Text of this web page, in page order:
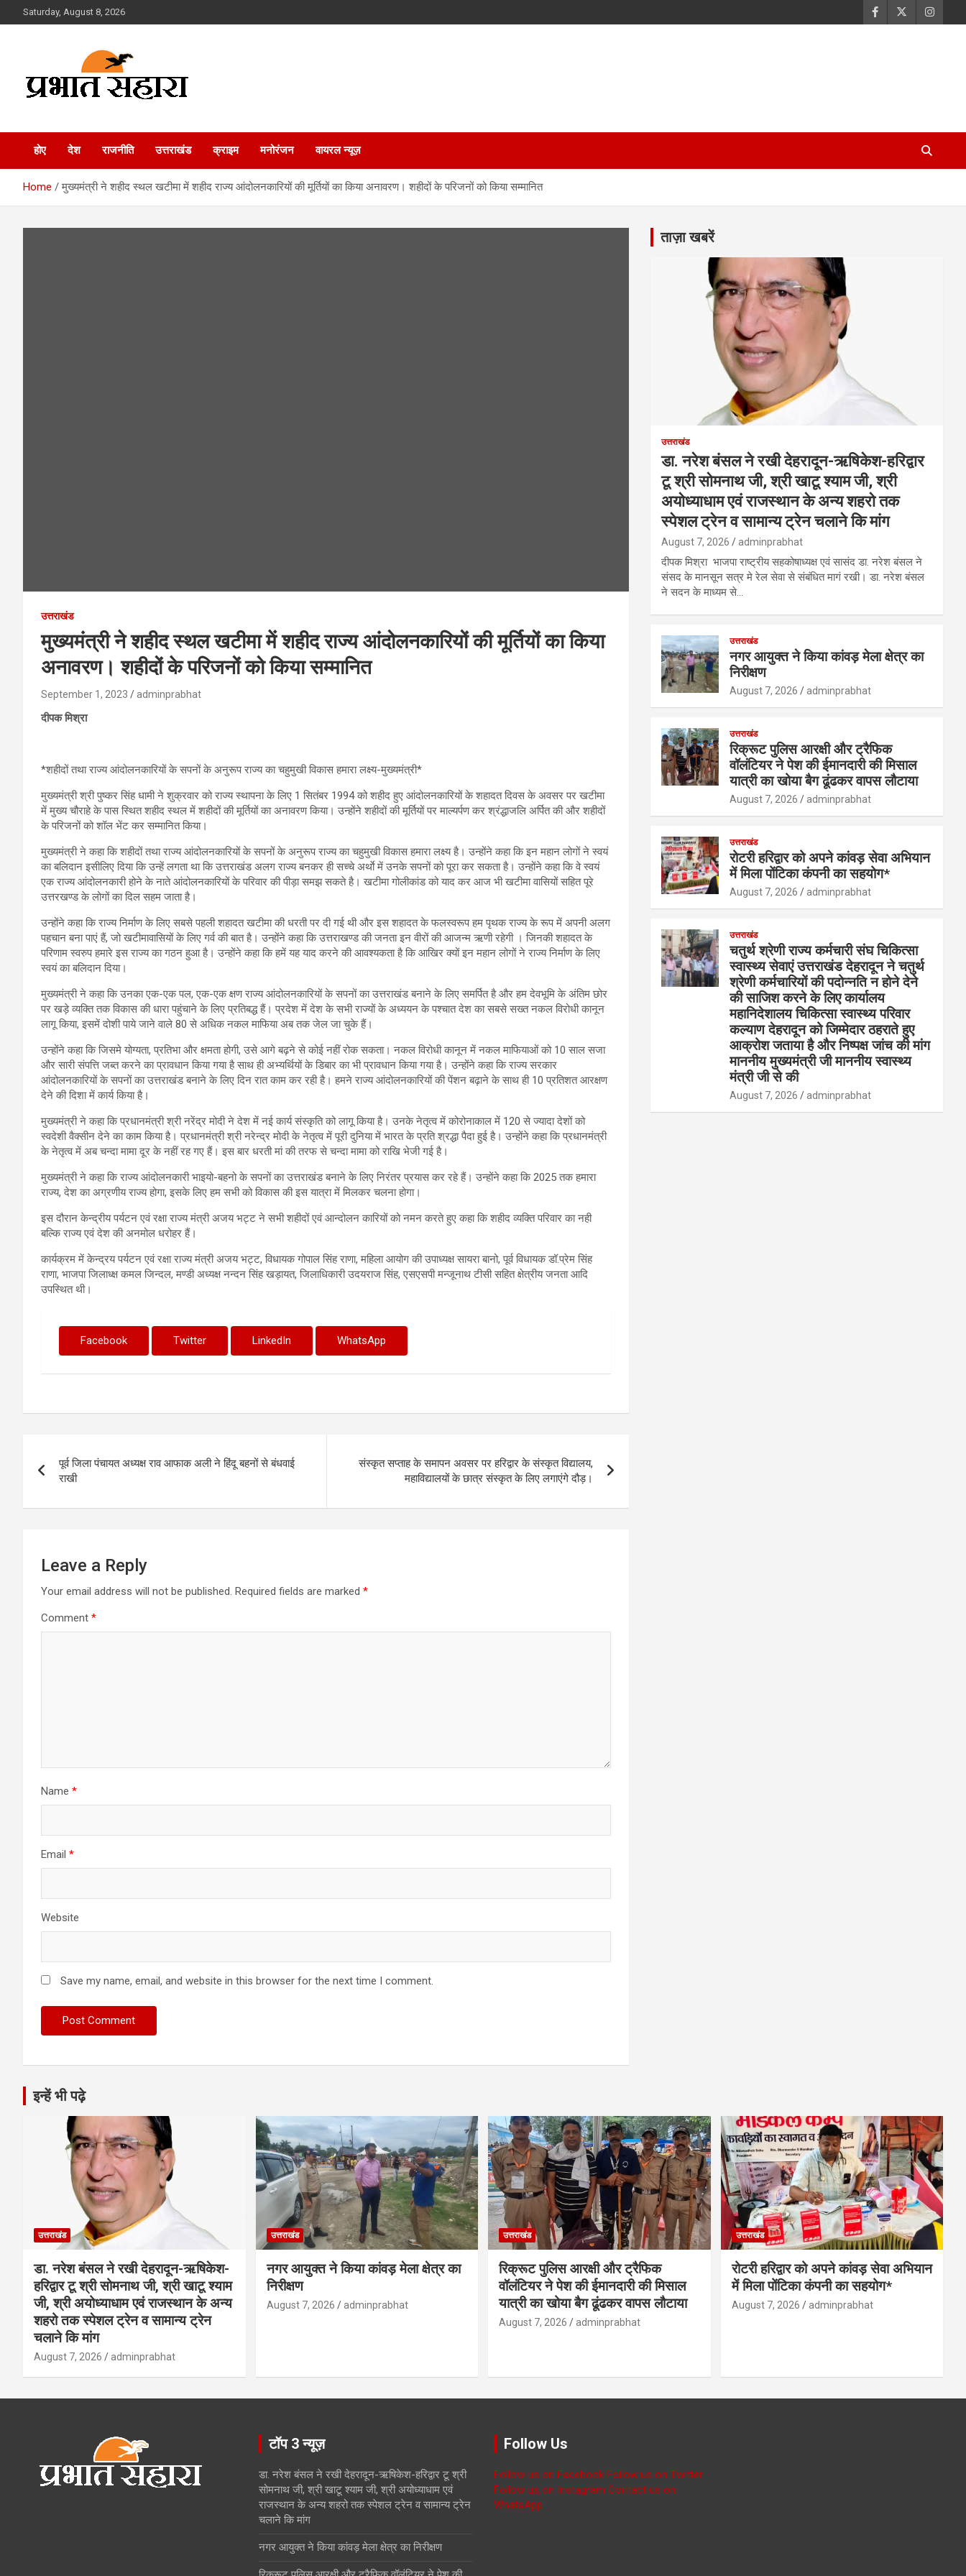
to
Saturday, August 8, 2026
Prabhat Sahara
होए देश राजनीति उत्तराखंड क्राइम मनोरंजन वायरल न्यूज़
Home मुख्यमंत्री ने शहीद स्थल खटीमा में शहीद राज्य आंदोलनकारियों की मूर्तियों का किया अनावरण। शहीदों के परिजनों को किया सम्मानित
उत्तराखंड
मुख्यमंत्री ने शहीद स्थल खटीमा में शहीद राज्य आंदोलनकारियों की मूर्तियों का किया
अनावरण। शहीदों के परिजनों को किया सम्मानित
September 1, 2023 adminprabhat
दीपक मिश्रा
*शहीदों तथा राज्य आंदोलनकारियों के सपनों के अनुरूप राज्य का चहुमुखी विकास हमारा लक्ष्य-मुख्यमंत्री*
मुख्यमंत्री श्री पुष्कर सिंह धामी ने शुक्रवार को राज्य स्थापना के लिए 1 सितंबर 1994 को शहीद हुए आंदोलनकारियों के शहादत दिवस के अवसर पर खटीमा
में मुख्य चौराहे के पास स्थित शहीद स्थल में शहीदों की मूर्तियों का अनावरण किया। उन्होंने शहीदों की मूर्तियों पर माल्यर्पण कर श्रंद्धाजलि अर्पित की और शहीदों
के परिजनों को शॉल भेंट कर सम्मानित किया।
मुख्यमंत्री ने कहा कि शहीदों तथा राज्य आंदोलनकारियों के सपनों के अनुरूप राज्य का चहुमुखी विकास हमारा लक्ष्य है। उन्होंने कहा कि इन महान लोगों ने स्वयं
का बलिदान इसीलिए दिया कि उन्हें लगता था कि उत्तराखंड अलग राज्य बनकर ही सच्चे अर्थाे में उनके सपनों को पूरा कर सकता है। उन्होंने कहा कि वे स्वयं
एक राज्य आंदोलनकारी होने के नाते आंदोलनकारियों के परिवार की पीड़ा समझ सकते है। खटीमा गोलीकांड को याद कर आज भी खटीमा वासियों सहित पूरे
उत्तरखण्ड के लोगों का दिल सहम जाता है।
उन्होंने कहा कि राज्य निर्माण के लिए सबसे पहली शहादत खटीमा की धरती पर दी गई थी और इस शहादत के फलस्वरूप हम पृथक राज्य के रूप में अपनी अलग
पहचान बना पाएं हैं, जो खटीमावासियों के लिए गर्व की बात है। उन्होंने कहा कि उत्तराखण्ड की जनता इन वीरों की आजन्म ऋणी रहेगी । जिनकी शहादत के
परिणाम स्वरुप हमारे इस राज्य का गठन हुआ है। उन्होंने कहा कि हमें यह याद करने की आवश्यकता है कि आखिर क्यों इन महान लोगों ने राज्य निर्माण के लिए
स्वयं का बलिदान दिया।
मुख्यमंत्री ने कहा कि उनका एक-एक पल, एक-एक क्षण राज्य आंदोलनकारियों के सपनों का उत्तराखंड बनाने के लिए समर्पित है और हम देवभूमि के अंतिम छोर
पर खड़े व्यक्ति तक विकास की धारा पहुंचाने के लिए प्रतिबद्ध हैं। प्रदेश में देश के सभी राज्यों के अध्ययन के पश्चात देश का सबसे सख्त नकल विरोधी कानून
लागू किया, इसमें दोशी पाये जाने वाले 80 से अधिक नकल माफिया अब तक जेल जा चुके हैं।
उन्होंने कहा कि जिसमे योग्यता, प्रतिभा और क्षमता होगी, उसे आगे बढ़ने से कोई नहीं रोक सकता। नकल विरोधी कानून में नकल माफियाओं को 10 साल सजा
और सारी संपत्ति जब्त करने का प्रावधान किया गया है साथ ही अभ्यर्थियों के डिबार का भी प्रावधान किया गया है। उन्होंने कहा कि राज्य सरकार
आंदोलनकारियों के सपनों का उत्तराखंड बनाने के लिए दिन रात काम कर रही है। हमने राज्य आंदोलनकारियों की पेंशन बढ़ाने के साथ ही 10 प्रतिशत आरक्षण
देने की दिशा में कार्य किया है।
मुख्यमंत्री ने कहा कि प्रधानमंत्री श्री नरेंद्र मोदी ने देश में नई कार्य संस्कृति को लागू किया है। उनके नेतृत्व में कोरोनाकाल में 120 से ज्यादा देशों को
स्वदेशी वैक्सीन देने का काम किया है। प्रधानमंत्री श्री नरेन्द्र मोदी के नेतृत्व में पूरी दुनिया में भारत के प्रति श्रद्धा पैदा हुई है। उन्होंने कहा कि प्रधानमंत्री
के नेतृत्व में अब चन्दा मामा दूर के नहीं रह गए हैं। इस बार धरती मां की तरफ से चन्दा मामा को राखि भेजी गई है।
मुख्यमंत्री ने कहा कि राज्य आंदोलनकारी भाइयो-बहनो के सपनों का उत्तराखंड बनाने के लिए निरंतर प्रयास कर रहे हैं। उन्होंने कहा कि 2025 तक हमारा
राज्य, देश का अग्रणीय राज्य होगा, इसके लिए हम सभी को विकास की इस यात्रा में मिलकर चलना होगा।
इस दौरान केन्द्रीय पर्यटन एवं रक्षा राज्य मंत्री अजय भट्ट ने सभी शहीदों एवं आन्दोलन कारियों को नमन करते हुए कहा कि शहीद व्यक्ति परिवार का नही
बल्कि राज्य एवं देश की अनमोल धरोहर हैं।
कार्यक्रम में केन्द्रय पर्यटन एवं रक्षा राज्य मंत्री अजय भट्ट, विधायक गोपाल सिंह राणा, महिला आयोग की उपाध्यक्ष सायरा बानो, पूर्व विधायक डॉ.प्रेम सिंह
राणा, भाजपा जिलाध्क्ष कमल जिन्दल, मण्डी अध्यक्ष नन्दन सिंह खड़ायत, जिलाधिकारी उदयराज सिंह, एसएसपी मन्जूनाथ टीसी सहित क्षेत्रीय जनता आदि
उपस्थित थी।
Facebook Twitter LinkedIn WhatsApp
navigation
पूर्व जिला पंचायत अध्यक्ष राव आफाक अली ने हिंदू बहनों से बंधवाई
राखी
संस्कृत सप्ताह के समापन अवसर पर हरिद्वार के संस्कृत विद्यालय,
महाविद्यालयों के छात्र संस्कृत के लिए लगाएंगे दौड़।
Leave a Reply
Your email address will not be published. Required fields are marked *
Comment *
Name *
Email *
Website
Save my name, email, and website in this browser for the next time I comment.
ताज़ा खबरें
उत्तराखंड
डा. नरेश बंसल ने रखी देहरादून-ऋषिकेश-हरिद्वार
टू श्री सोमनाथ जी, श्री खाटू श्याम जी, श्री
अयोध्याधाम एवं राजस्थान के अन्य शहरो तक
स्पेशल ट्रेन व सामान्य ट्रेन चलाने कि मांग
August 7, 2026 adminprabhat
दीपक मिश्रा भाजपा राष्ट्रीय सहकोषाध्यक्ष एवं सासंद डा. नरेश बंसल ने
संसद के मानसून सत्र मे रेल सेवा से संबंधित मागं रखी। डा. नरेश बंसल
ने सदन के माध्यम से…
उत्तराखंड
नगर आयुक्त ने किया कांवड़ मेला क्षेत्र का
निरीक्षण
August 7, 2026 adminprabhat
उत्तराखंड
रिक्रूट पुलिस आरक्षी और ट्रैफिक
वॉलंटियर ने पेश की ईमानदारी की मिसाल
यात्री का खोया बैग ढूंढकर वापस लौटाया
August 7, 2026 adminprabhat
उत्तराखंड
रोटरी हरिद्वार को अपने कांवड़ सेवा अभियान
में मिला पोंटिका कंपनी का सहयोग*
August 7, 2026 adminprabhat
उत्तराखंड
चतुर्थ श्रेणी राज्य कर्मचारी संघ चिकित्सा
स्वास्थ्य सेवाएं उत्तराखंड देहरादून ने चतुर्थ
श्रेणी कर्मचारियों की पदोन्नति न होने देने
की साजिश करने के लिए कार्यालय
महानिदेशालय चिकित्सा स्वास्थ्य परिवार
कल्याण देहरादून को जिम्मेदार ठहराते हुए
आक्रोश जताया है और निष्पक्ष जांच की मांग
माननीय मुख्यमंत्री जी माननीय स्वास्थ्य
मंत्री जी से की
August 7, 2026 adminprabhat
इन्हें भी पढ़े
उत्तराखंड
डा. नरेश बंसल ने रखी देहरादून-ऋषिकेश-
हरिद्वार टू श्री सोमनाथ जी, श्री खाटू श्याम
जी, श्री अयोध्याधाम एवं राजस्थान के अन्य
शहरो तक स्पेशल ट्रेन व सामान्य ट्रेन
चलाने कि मांग
August 7, 2026 adminprabhat
उत्तराखंड
नगर आयुक्त ने किया कांवड़ मेला क्षेत्र का
निरीक्षण
August 7, 2026 adminprabhat
उत्तराखंड
रिक्रूट पुलिस आरक्षी और ट्रैफिक
वॉलंटियर ने पेश की ईमानदारी की मिसाल
यात्री का खोया बैग ढूंढकर वापस लौटाया
August 7, 2026 adminprabhat
उत्तराखंड
रोटरी हरिद्वार को अपने कांवड़ सेवा अभियान
में मिला पोंटिका कंपनी का सहयोग*
August 7, 2026 adminprabhat
टॉप 3 न्यूज़
डा. नरेश बंसल ने रखी देहरादून-ऋषिकेश-हरिद्वार टू श्री
सोमनाथ जी, श्री खाटू श्याम जी, श्री अयोध्याधाम एवं
राजस्थान के अन्य शहरो तक स्पेशल ट्रेन व सामान्य ट्रेन
चलाने कि मांग
नगर आयुक्त ने किया कांवड़ मेला क्षेत्र का निरीक्षण
Follow Us
Follow us on Facebook Follow us on Twitter
Follow us on Instagram Contact us on
WhatsApp